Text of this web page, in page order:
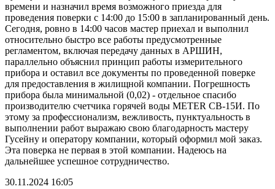
времени и назначил время возможного приезда для
проведения поверки с 14:00 до 15:00 в запланированный день.
Сегодня, ровно в 14:00 часов мастер приехал и выполнил
относительно быстро все работы предусмотренные
регламентом, включая передачу данных в АРШИН,
параллельно объяснил принцип работы измерительного
прибора и оставил все документы по проведенной поверке
для предоставления в жилищной компании. Погрешность
прибора была минимальной (0,02) - отдельное спасибо
производителю счетчика горячей воды METER СВ-15И. По
этому за профессионализм, вежливость, пунктуальность в
выполнении работ выражаю свою благодарность мастеру
Гусейну и оператору компании, который оформил мой заказ.
Эта поверка не первая в этой компании. Надеюсь на
дальнейшее успешное сотрудничество.
30.11.2024 16:05